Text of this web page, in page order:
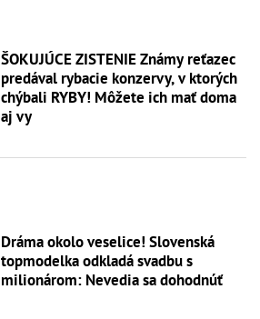
ŠOKUJÚCE ZISTENIE Známy reťazec
predával rybacie konzervy, v ktorých
chýbali RYBY! Môžete ich mať doma
aj vy
Dráma okolo veselice! Slovenská
topmodelka odkladá svadbu s
milionárom: Nevedia sa dohodnúť